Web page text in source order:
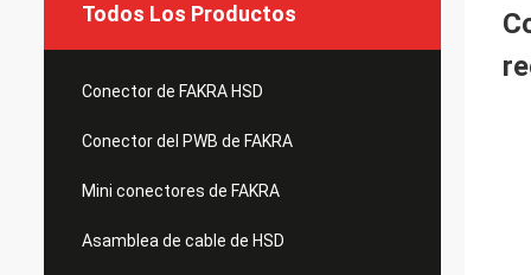
Todos Los Productos
Conector de FAKRA HSD
Conector del PWB de FAKRA
Mini conectores de FAKRA
Asamblea de cable de HSD